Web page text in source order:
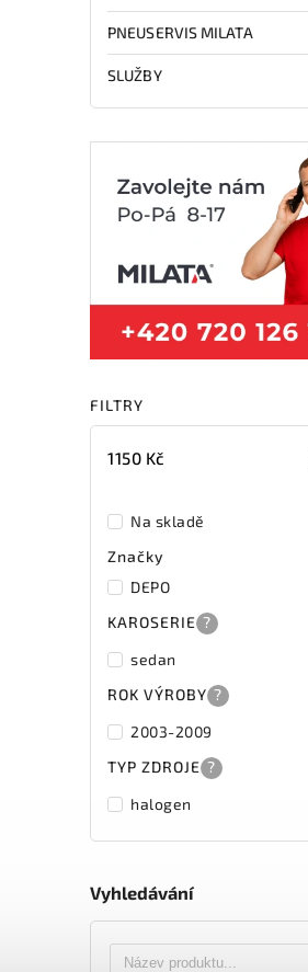
PNEUSERVIS MILATA
SLUŽBY
FILTRY
1150 Kč
Na skladě
Značky
DEPO
KAROSERIE ?
sedan
ROK VÝROBY ?
2003-2009
TYP ZDROJE ?
halogen
Vyhledávání